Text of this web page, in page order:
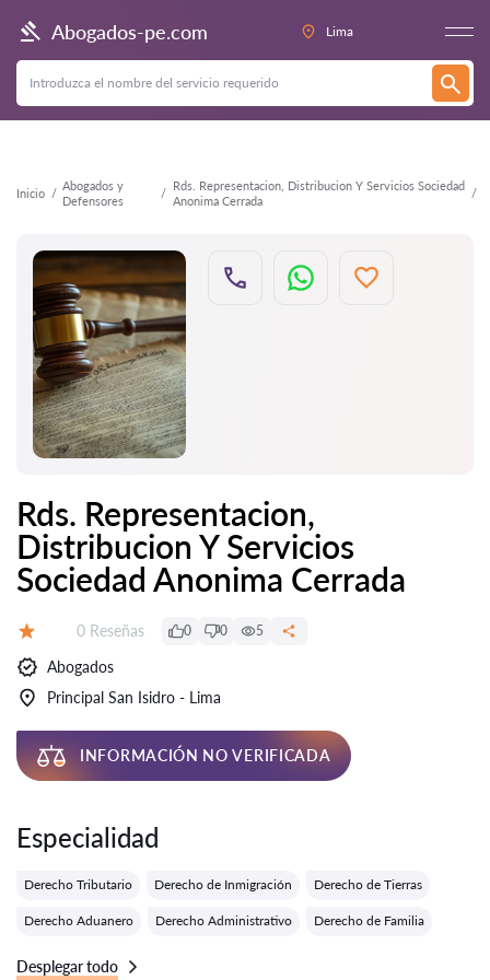
Abogados-pe.com Lima
Inicio
Abogados y
Defensores
Rds. Representacion, Distribucion Y Servicios Sociedad
Anonima Cerrada
Atrás
Rds. Representacion,
Distribucion Y Servicios
Sociedad Anonima Cerrada
Número de reseñas:
0 Reseñas 0 0 5
Abogados
Principal San Isidro - Lima
INFORMACIÓN NO VERIFICADA
Especialidad
Derecho Tributario Derecho de Inmigración Derecho de Tierras
Derecho Aduanero Derecho Administrativo Derecho de Familia
Desplegar todo